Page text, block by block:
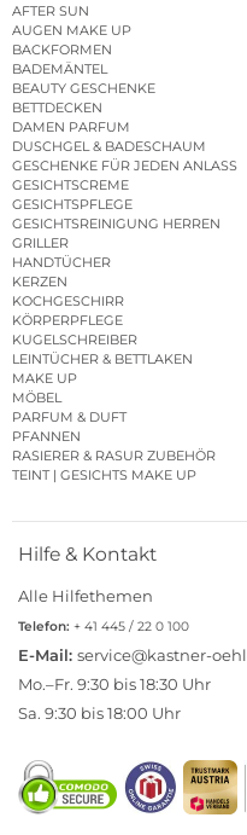
AFTER SUN
AUGEN MAKE UP
BACKFORMEN
BADEMÄNTEL
BEAUTY GESCHENKE
BETTDECKEN
DAMEN PARFUM
DUSCHGEL & BADESCHAUM
GESCHENKE FÜR JEDEN ANLASS
GESICHTSCREME
GESICHTSPFLEGE
GESICHTSREINIGUNG HERREN
GRILLER
HANDTÜCHER
KERZEN
KOCHGESCHIRR
KÖRPERPFLEGE
KUGELSCHREIBER
LEINTÜCHER & BETTLAKEN
MAKE UP
MÖBEL
PARFUM & DUFT
PFANNEN
RASIERER & RASUR ZUBEHÖR
TEINT | GESICHTS MAKE UP
Hilfe & Kontakt
Alle Hilfethemen
Telefon: + 41 445 / 22 0 100
E-Mail: service@kastner-
Mo.–Fr. 9:30 bis 18:30 Uhr
Sa. 9:30 bis 18:00 Uhr